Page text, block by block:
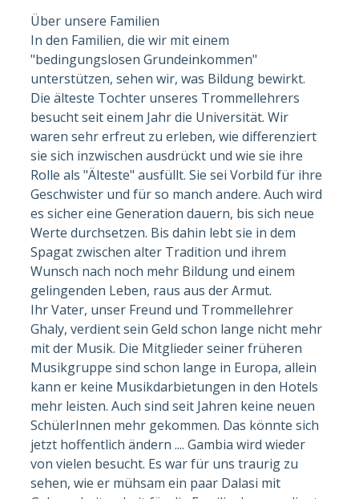
Über unsere Familien
In den Familien, die wir mit einem
"bedingungslosen Grundeinkommen"
unterstützen, sehen wir, was Bildung bewirkt.
Die älteste Tochter unseres Trommellehrers
besucht seit einem Jahr die Universität. Wir
waren sehr erfreut zu erleben, wie differenziert
sie sich inzwischen ausdrückt und wie sie ihre
Rolle als "Älteste" ausfüllt. Sie sei Vorbild für ihre
Geschwister und für so manch andere. Auch wird
es sicher eine Generation dauern, bis sich neue
Werte durchsetzen. Bis dahin lebt sie in dem
Spagat zwischen alter Tradition und ihrem
Wunsch nach noch mehr Bildung und einem
gelingenden Leben, raus aus der Armut.
Ihr Vater, unser Freund und Trommellehrer
Ghaly, verdient sein Geld schon lange nicht mehr
mit der Musik. Die Mitglieder seiner früheren
Musikgruppe sind schon lange in Europa, allein
kann er keine Musikdarbietungen in den Hotels
mehr leisten. Auch sind seit Jahren keine neuen
SchülerInnen mehr gekommen. Das könnte sich
jetzt hoffentlich ändern .... Gambia wird wieder
von vielen besucht. Es war für uns traurig zu
sehen, wie er mühsam ein paar Dalasi mit